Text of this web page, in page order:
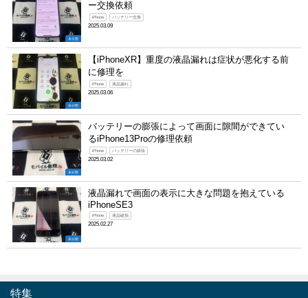
未分類
ー交換依頼
iPhone バッテリー交換
2025.03.09
未分類
【iPhoneXR】重度の液晶漏れは症状が悪化する前
に修理を
iPhone 液晶漏れ
2025.03.06
未分類
バッテリーの膨張によって画面に隙間ができてい
るiPhone13Proの修理依頼
iPhone バッテリーの膨張
2025.03.02
未分類
液晶漏れで画面の表示に大きな問題を抱えている
iPhoneSE3
iPhone 液晶破損
2025.02.27
特集